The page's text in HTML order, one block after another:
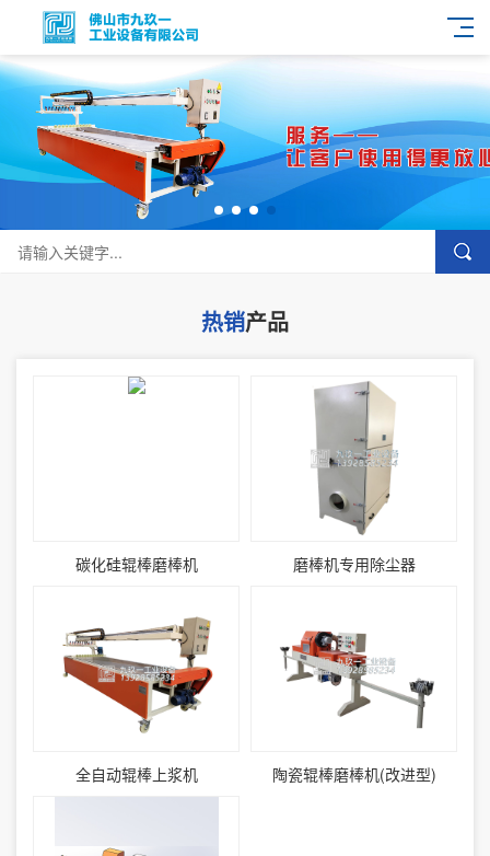
热销产品
碳化硅辊棒磨棒机 磨棒机专用除尘器
全自动辊棒上浆机 陶瓷辊棒磨棒机(改进型)